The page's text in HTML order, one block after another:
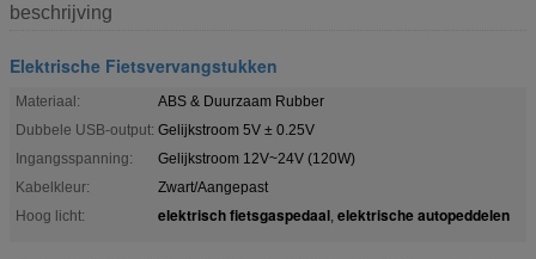
beschrijving
Elektrische Fietsvervangstukken
Materiaal:
ABS & Duurzaam Rubber
Dubbele USB-output: Gelijkstroom 5V ± 0.25V
Ingangsspanning:
Gelijkstroom 12V~24V (120W)
Kabelkleur:
Zwart/Aangepast
Hoog licht:
elektrisch fietsgaspedaal, elektrische autopeddelen